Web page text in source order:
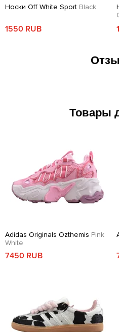
Носки Off White Sport Black
1550 RUB
Товары
Adidas Originals Ozthemis Pink
White
7450 RUB